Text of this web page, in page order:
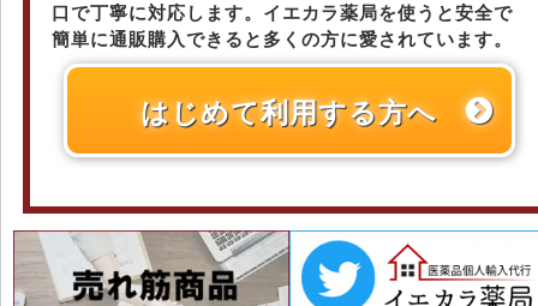
口で丁寧に対応します。イエカラ薬局を使うと安全で
簡単に通販購入できると多くの方に愛されています。
はじめて利用する方へ